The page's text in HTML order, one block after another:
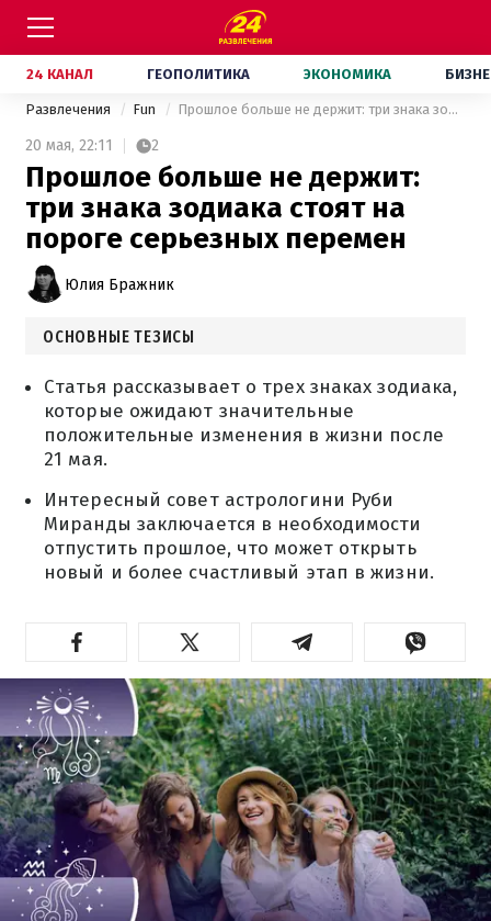
24 КАНАЛ ГЕОПОЛИТИКА ЭКОНОМИКА
Развлечения Fun Прошлое больше не держит: три знака зодиака стоят на пороге серьезных перемен
20 мая, 22:11 2
Прошлое больше не держит:
три знака зодиака стоят на
пороге серьезных перемен
Юлия Бражник
ОСНОВНЫЕ ТЕЗИСЫ
Статья рассказывает о трех знаках зодиака,
которые ожидают значительные
положительные изменения в жизни после
21 мая.
Интересный совет астрологини Руби
Миранды заключается в необходимости
отпустить прошлое, что может открыть
новый и более счастливый этап в жизни.